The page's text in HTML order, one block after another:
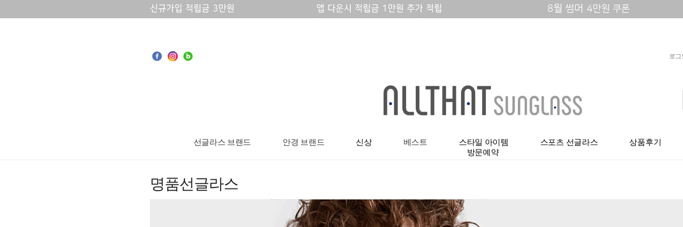
로그
선글라스 브랜드 안경 브랜드 신상 베스트 스타일 아이템 스포츠 선글라스
상품후기
방문예약
명품선글라스